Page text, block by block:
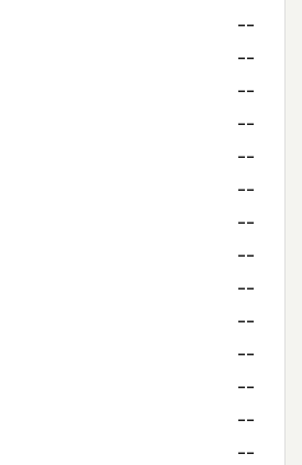
--
--
--
--
--
--
--
--
--
--
--
--
--
--